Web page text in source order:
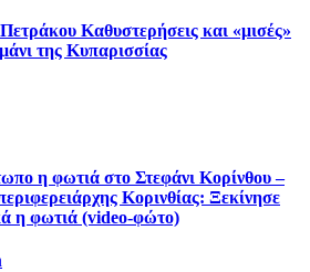
Καθυστερήσεις και «μισές»
της Κυπαρισσίας
η φωτιά στο Στεφάνι Κορίνθου –
Κορινθίας: Ξεκίνησε
η φωτιά (video-φώτο)